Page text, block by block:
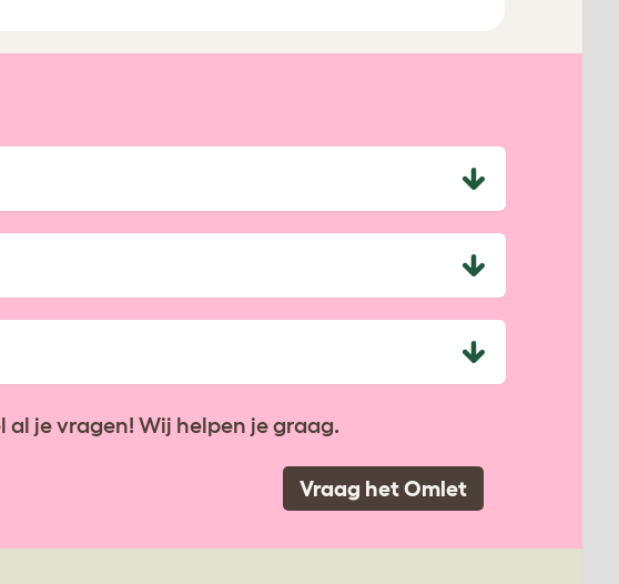
je vragen! Wij helpen je graag.
Vraag het Omlet